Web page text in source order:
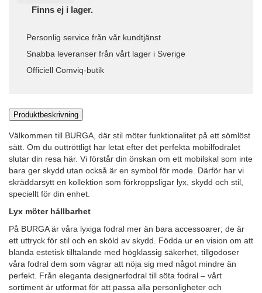
Finns ej i lager.
Personlig service från vår kundtjänst
Snabba leveranser från vårt lager i Sverige
Officiell Comviq-butik
Produktbeskrivning
Välkommen till BURGA, där stil möter funktionalitet på ett sömlöst
sätt. Om du outtröttligt har letat efter det perfekta mobilfodralet
slutar din resa här. Vi förstår din önskan om ett mobilskal som inte
bara ger skydd utan också är en symbol för mode. Därför har vi
skräddarsytt en kollektion som förkroppsligar lyx, skydd och stil,
speciellt för din enhet.
Lyx möter hållbarhet
På BURGA är våra lyxiga fodral mer än bara accessoarer; de är
ett uttryck för stil och en sköld av skydd. Födda ur en vision om att
blanda estetisk tilltalande med högklassig säkerhet, tillgodoser
våra fodral dem som vägrar att nöja sig med något mindre än
perfekt. Från eleganta designerfodral till söta fodral – vårt
sortiment är utformat för att passa alla personligheter och